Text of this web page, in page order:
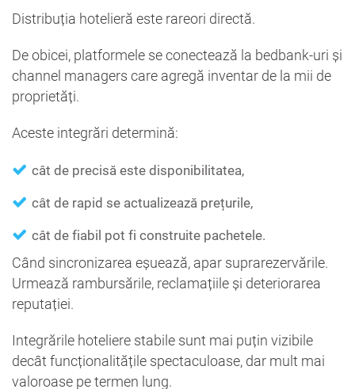
Distribuția hotelieră este rareori directă.
De obicei, platformele se conectează la bedbank-uri și
channel managers care agregă inventar de la mii de
proprietăți.
Aceste integrări determină:
cât de precisă este disponibilitatea,
cât de rapid se actualizează prețurile,
cât de fiabil pot fi construite pachetele.
Când sincronizarea eșuează, apar suprarezervările.
Urmează rambursările, reclamațiile și deteriorarea
reputației.
Integrările hoteliere stabile sunt mai puțin vizibile
decât funcționalitățile spectaculoase, dar mult mai
valoroase pe termen lung.